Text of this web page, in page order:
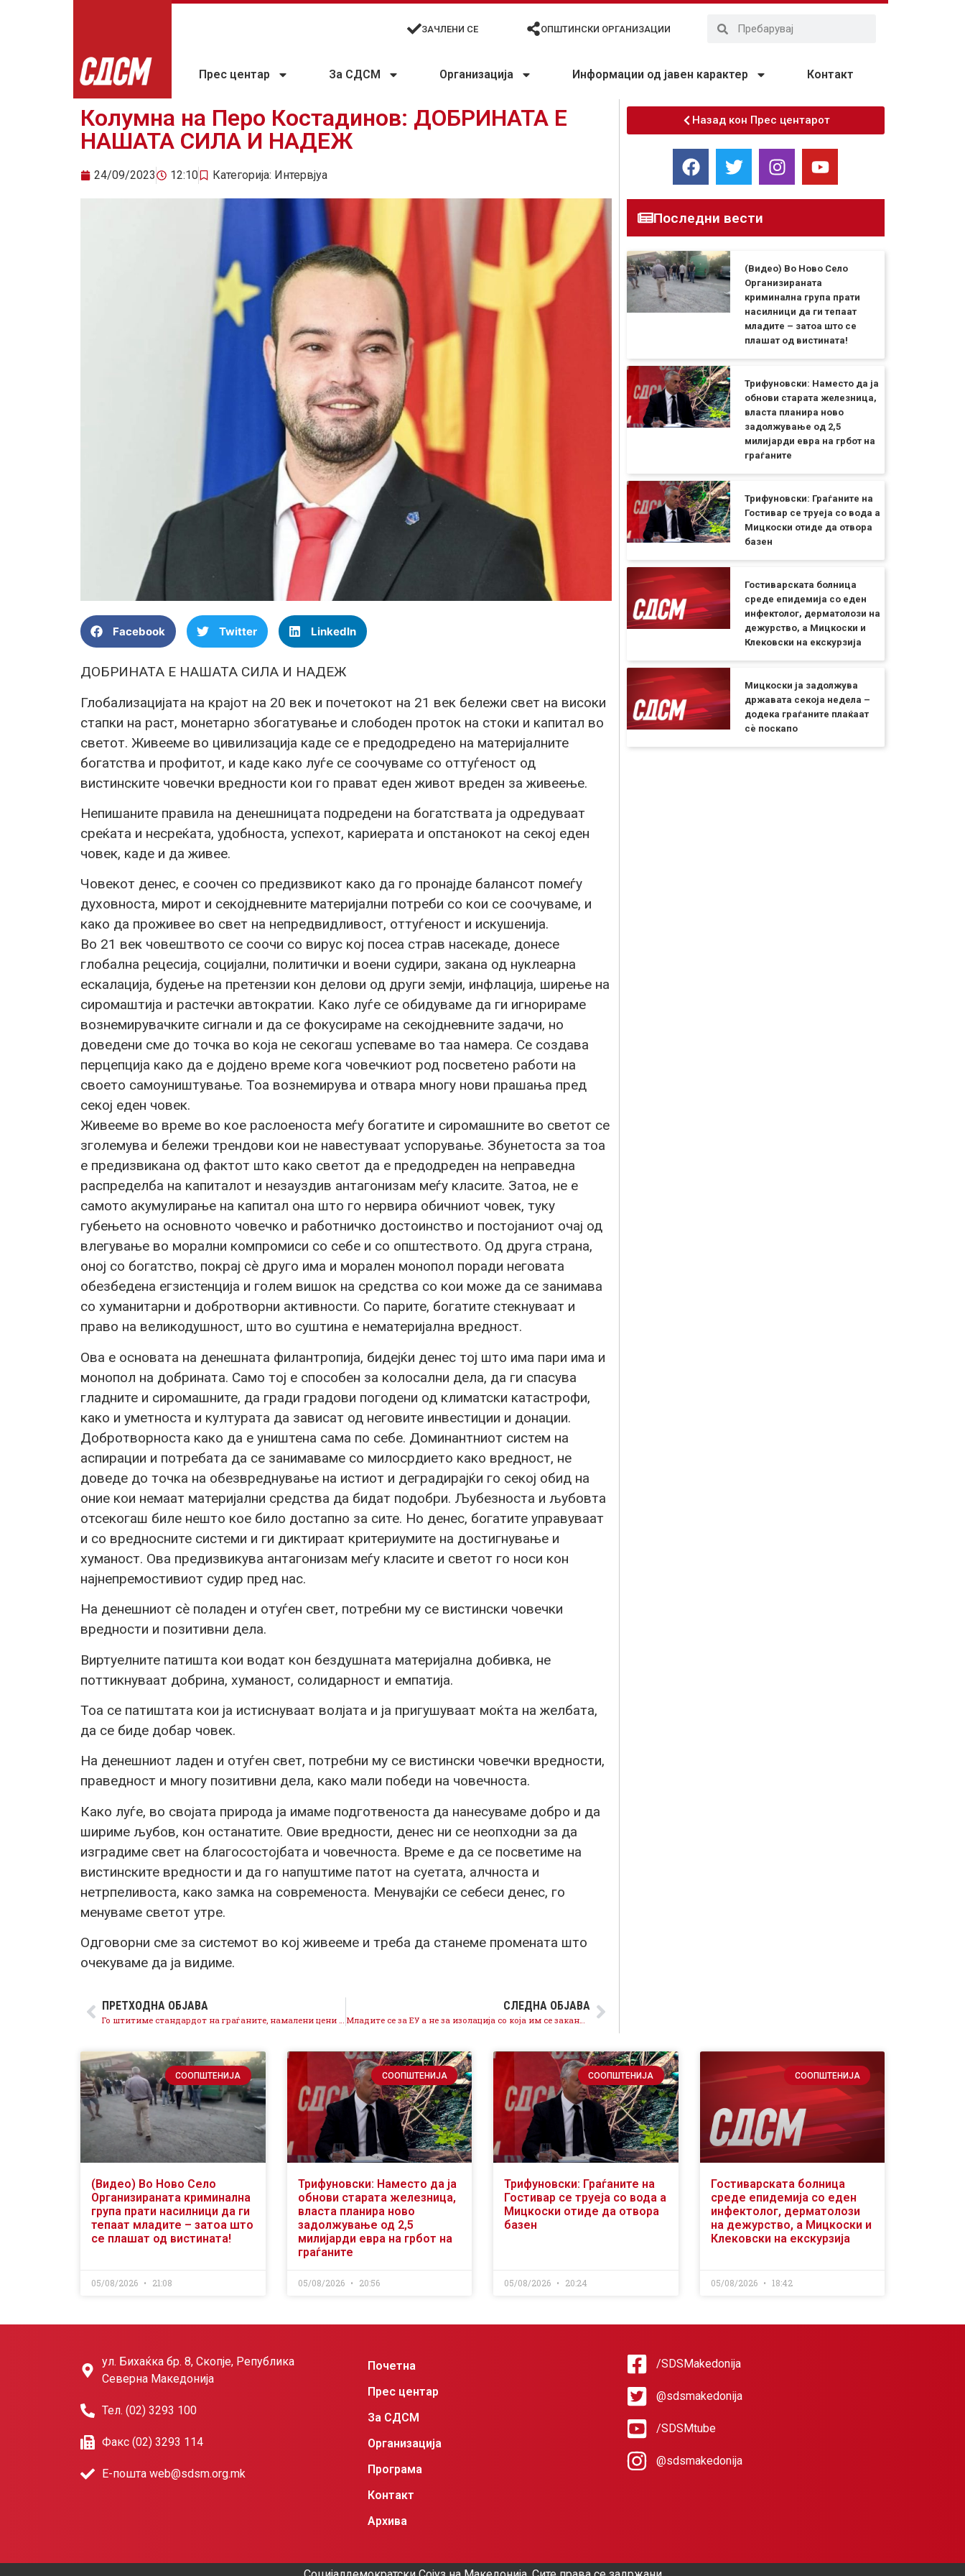
ЗАЧЛЕНИ СЕ ОПШТИНСКИ ОРГАНИЗАЦИИ
Прес центар За СДСМ Организација Информации од јавен карактер Контакт
Колумна на Перо Костадинов: ДОБРИНАТА Е
НАШАТА СИЛА И НАДЕЖ
24/09/2023 12:10 Категорија: Интервјуа
Facebook Twitter LinkedIn
ДОБРИНАТА Е НАШАТА СИЛА И НАДЕЖ
Глобализацијата на крајот на 20 век и почетокот на 21 век бележи свет на високи
стапки на раст, монетарно збогатување и слободен проток на стоки и капитал во
светот. Живееме во цивилизација каде се е предодредено на материјалните
богатства и профитот, и каде како луѓе се соочуваме со оттуѓеност од
вистинските човечки вредности кои го прават еден живот вреден за живеење.
Непишаните правила на денешницата подредени на богатствата ја одредуваат
среќата и несреќата, удобноста, успехот, кариерата и опстанокот на секој еден
човек, каде и да живее.
Човекот денес, е соочен со предизвикот како да го пронајде балансот помеѓу
духовноста, мирот и секојдневните материјални потреби со кои се соочуваме, и
како да проживее во свет на непредвидливост, оттуѓеност и искушенија.
Во 21 век човештвото се соочи со вирус кој посеа страв насекаде, донесе
глобална рецесија, социјални, политички и воени судири, закана од нуклеарна
ескалација, будење на претензии кон делови од други земји, инфлација, ширење на
сиромаштија и растечки автократии. Како луѓе се обидуваме да ги игнорираме
вознемирувачките сигнали и да се фокусираме на секојдневните задачи, но
доведени сме до точка во која не секогаш успеваме во таа намера. Се создава
перцепција како да е дојдено време кога човечкиот род посветено работи на
своето самоуништување. Тоа вознемирува и отвара многу нови прашања пред
секој еден човек.
Живееме во време во кое раслоеноста меѓу богатите и сиромашните во светот се
зголемува и бележи трендови кои не навестуваат успорување. Збунетоста за тоа
е предизвикана од фактот што како светот да е предодреден на неправедна
распределба на капиталот и незауздив антагонизам меѓу класите. Затоа, не е
самото акумулирање на капитал она што го нервира обичниот човек, туку
губењето на основното човечко и работничко достоинство и постојаниот очај од
влегување во морални компромиси со себе и со општеството. Од друга страна,
оној со богатство, покрај сè друго има и морален монопол поради неговата
обезбедена егзистенција и голем вишок на средства со кои може да се занимава
со хуманитарни и добротворни активности. Со парите, богатите стекнуваат и
право на великодушност, што во суштина е нематеријална вредност.
Ова е основата на денешната филантропија, бидејќи денес тој што има пари има и
монопол на добрината. Само тој е способен за колосални дела, да ги спасува
гладните и сиромашните, да гради градови погодени од климатски катастрофи,
како и уметноста и културата да зависат од неговите инвестиции и донации.
Добротворноста како да е уништена сама по себе. Доминантниот систем на
аспирации и потребата да се занимаваме со милосрдието како вредност, не
доведе до точка на обезвреднување на истиот и деградирајќи го секој обид на
оние кои немаат материјални средства да бидат подобри. Љубезноста и љубовта
отсекогаш биле нешто кое било достапно за сите. Но денес, богатите управуваат
и со вредносните системи и ги диктираат критериумите на достигнување и
хуманост. Ова предизвикува антагонизам меѓу класите и светот го носи кон
најнепремостивиот судир пред нас.
На денешниот сè поладен и отуѓен свет, потребни му се вистински човечки
вредности и позитивни дела.
Виртуелните патишта кои водат кон бездушната материјална добивка, не
поттикнуваат добрина, хуманост, солидарност и емпатија.
Тоа се патиштата кои ја истиснуваат волјата и ја пригушуваат моќта на желбата,
да се биде добар човек.
На денешниот ладен и отуѓен свет, потребни му се вистински човечки вредности,
праведност и многу позитивни дела, како мали победи на човечноста.
Како луѓе, во својата природа ја имаме подготвеноста да нанесуваме добро и да
шириме љубов, кон останатите. Овие вредности, денес ни се неопходни за да
изградиме свет на благосостојбата и човечноста. Време е да се посветиме на
вистинските вредности и да го напуштиме патот на суетата, алчноста и
нетрпеливоста, како замка на современоста. Менувајќи се себеси денес, го
менуваме светот утре.
Одговорни сме за системот во кој живееме и треба да станеме промената што
очекуваме да ја видиме.
ПРЕТХОДНА ОБЈАВА
Го штитиме стандардот на граѓаните, намалени цени и повеќе пари во семејниот буџет со поврат на ДДВ
СЛЕДНА ОБЈАВА
Младите се за ЕУ а не за изолација со која им се закануваат Мицкоски и ДПМНЕ
Назад кон Прес центарот
Последни вести
(Видео) Во Ново Село
Организираната
криминална група прати
насилници да ги тепаат
младите – затоа што се
плашат од вистината!
Трифуновски: Наместо да ја
обнови старата железница,
власта планира ново
задолжување од 2,5
милијарди евра на грбот на
граѓаните
Трифуновски: Граѓаните на
Гостивар се труеја со вода а
Мицкоски отиде да отвора
базен
Гостиварската болница
среде епидемија со еден
инфектолог, дерматолози на
дежурство, а Мицкоски и
Клековски на екскурзија
Мицкоски ја задолжува
државата секоја недела –
додека граѓаните плаќаат
сѐ поскапо
СООПШТЕНИЈА
(Видео) Во Ново Село
Организираната криминална
група прати насилници да ги
тепаат младите – затоа што
се плашат од вистината!
05/08/2026 21:08
СООПШТЕНИЈА
Трифуновски: Наместо да ја
обнови старата железница,
власта планира ново
задолжување од 2,5
милијарди евра на грбот на
граѓаните
05/08/2026 20:56
СООПШТЕНИЈА
Трифуновски: Граѓаните на
Гостивар се труеја со вода а
Мицкоски отиде да отвора
базен
05/08/2026 20:24
СООПШТЕНИЈА
Гостиварската болница
среде епидемија со еден
инфектолог, дерматолози
на дежурство, а Мицкоски и
Клековски на екскурзија
05/08/2026 18:42
ул. Бихаќка бр. 8, Скопје, Република
Северна Македонија
Тел. (02) 3293 100
Факс (02) 3293 114
Е-пошта web@sdsm.org.mk
Почетна
Прес центар
За СДСМ
Организација
Програма
Контакт
Архива
/SDSMakedonija
@sdsmakedonija
/SDSMtube
@sdsmakedonija